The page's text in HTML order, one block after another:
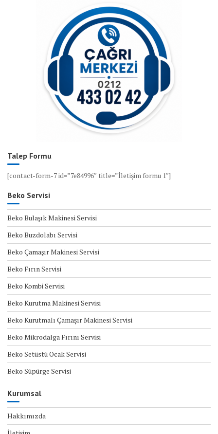
Talep Formu
[contact-form-7 id=”7e84996″ title=”İletişim formu 1″]
Beko Servisi
Beko Bulaşık Makinesi Servisi
Beko Buzdolabı Servisi
Beko Çamaşır Makinesi Servisi
Beko Fırın Servisi
Beko Kombi Servisi
Beko Kurutma Makinesi Servisi
Beko Kurutmalı Çamaşır Makinesi Servisi
Beko Mikrodalga Fırını Servisi
Beko Setüstü Ocak Servisi
Beko Süpürge Servisi
Kurumsal
Hakkımızda